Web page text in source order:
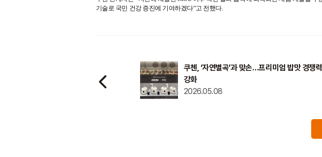
쿠첸, ‘자연별곡’과 맞손…프리미엄 밥맛 경쟁력
강화
2026.05.08